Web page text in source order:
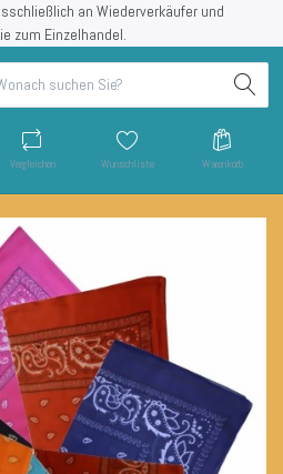
an Wiederverkäufer und
zum Einzelhandel.
Vergleichen Wunschliste Warenkorb